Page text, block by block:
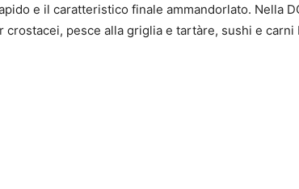
e il caratteristico finale ammandorlato. Nella
pesce alla griglia e tartàre, sushi e carni